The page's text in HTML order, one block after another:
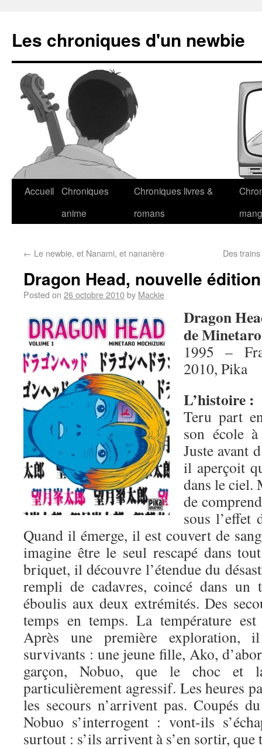
Les chroniques d'un newbie
Accueil Chroniques
anime
Chroniques livres &
romans
← Le newbie, et Nanami, et nananère Des
Dragon Head, nouvelle édition
Posted on 26 octobre 2010by Mackie
Dragon
de
1995 –
2010, Pika
L’histoire :
Teru part
son école
Juste avant
il aperçoit
dans le ciel.
de
sous l’effet
Quand il émerge, il est couvert de
imagine être le seul rescapé dans
briquet, il découvre l’étendue du
rempli de cadavres, coincé dans un
éboulis aux deux extrémités. Des
temps en temps. La température est
Après une première exploration,
survivants : une jeune fille, Ako,
garçon, Nobuo, que le choc et
particulièrement agressif. Les heures
les secours n’arrivent pas. Coupés
Nobuo s’interrogent : vont-ils
surtout : s’ils arrivent à s’en sortir,